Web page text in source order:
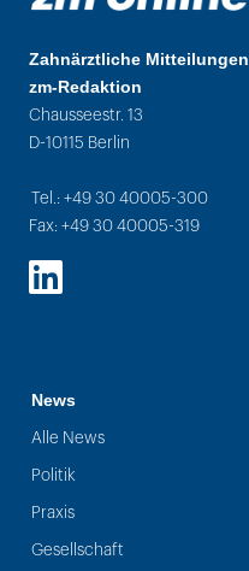
Zahnärztliche Mitteilungen
zm-Redaktion
Chausseestr. 13
D-10115 Berlin
Tel.: +49 30 40005-300
Fax: +49 30 40005-319
LinkedIn
News
Alle News
Politik
Praxis
Gesellschaft